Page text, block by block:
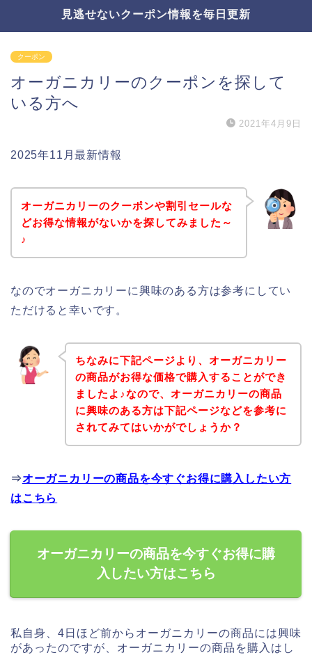
見逃せないクーポン情報を毎日更新
クーポン
オーガニカリーのクーポンを探して
いる方へ
2021年4月9日
2025年11月最新情報
オーガニカリーのクーポンや割引セールな
どお得な情報がないかを探してみました～
♪
なのでオーガニカリーに興味のある方は参考にしてい
ただけると幸いです。
ちなみに下記ページより、オーガニカリー
の商品がお得な価格で購入することができ
ましたよ♪なので、オーガニカリーの商品
に興味のある方は下記ページなどを参考に
されてみてはいかがでしょうか？
⇒オーガニカリーの商品を今すぐお得に購入したい方
はこちら
オーガニカリーの商品を今すぐお得に購
入したい方はこちら
私自身、4日ほど前からオーガニカリーの商品には興味
があったのですが、オーガニカリーの商品を購入はし